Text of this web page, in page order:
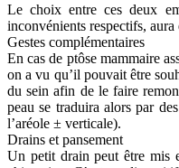
Le choix entre ces deux
inconvénients respectifs,
Gestes complémentaires
En cas de ptôse mammaire
on a vu qu’il pouvait être
du sein afin de le faire
peau se traduira alors par
l’aréole ± verticale).
Drains et pansement
Un petit drain peut être mis